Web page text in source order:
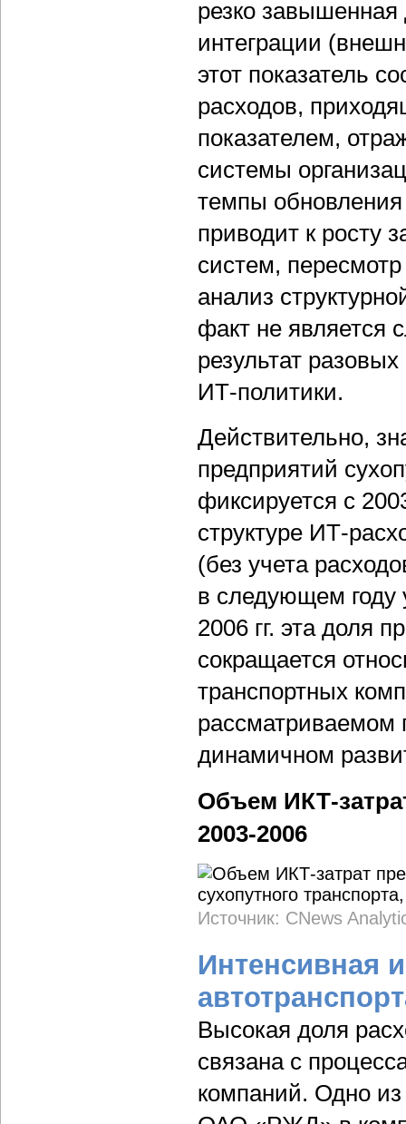
резко завышенная
интеграции
этот показатель
расходов,
показателем,
системы
темпы
приводит к росту
систем,
анализ
факт не является
результат
ИТ-политики.
Действительно,
предприятий
фиксируется с
структуре ИТ-
(без учета
в следующем году
2006 гг. эта доля
сокращается
транспортных
рассматриваемом
динамичном
Объем ИКТ-
2003-2006
Источник: CNews
Интенсивная
Высокая доля
связана с
компаний. Одно